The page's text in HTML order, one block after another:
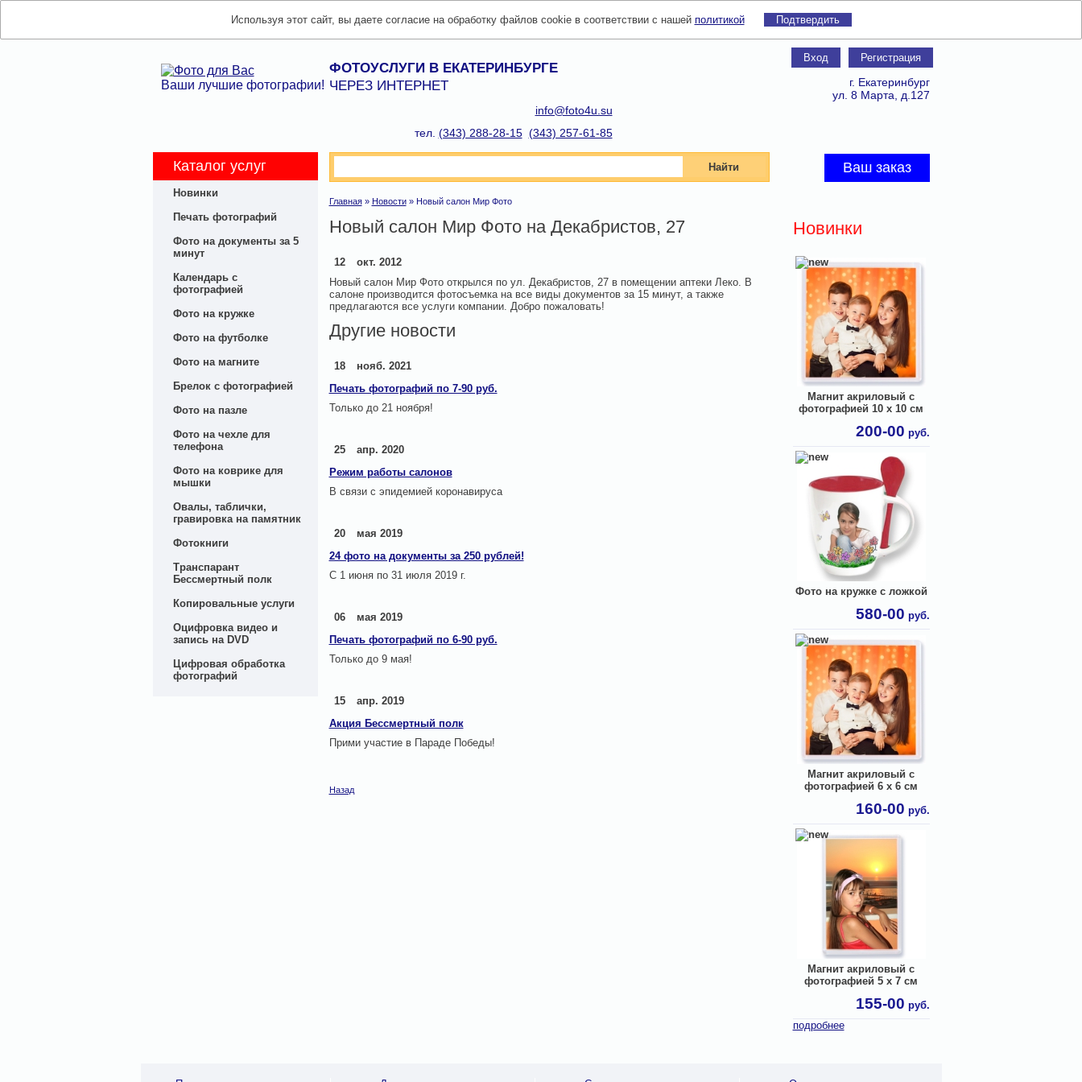
Используя этот сайт, вы даете согласие на обработку файлов cookie в соответствии с нашей политикой Подтвердить
Ваши лучшие фотографии!
ФОТОУСЛУГИ В ЕКАТЕРИНБУРГЕ
ЧЕРЕЗ ИНТЕРНЕТ
info@foto4u.su
тел. (343) 288-28-15 (343) 257-61-85
Регистрация
Вход
г. Екатеринбург
ул. 8 Марта, д.127
Каталог услуг
Новинки
Печать фотографий
Фото на документы за 5
минут
Календарь с
фотографией
Фото на кружке
Фото на футболке
Фото на магните
Брелок с фотографией
Фото на пазле
Фото на чехле для
телефона
Фото на коврике для
мышки
Овалы, таблички,
гравировка на памятник
Фотокниги
Транспарант
Бессмертный полк
Копировальные услуги
Оцифровка видео и
запись на DVD
Цифровая обработка
фотографий
Найти Ваш заказ
Новинки
Магнит акриловый с
фотографией 10 х 10 см
200-00 руб.
Фото на кружке с ложкой
580-00 руб.
Магнит акриловый с
фотографией 6 х 6 см
160-00 руб.
Магнит акриловый с
фотографией 5 х 7 см
155-00 руб.
подробнее
Главная» Новости» Новый салон Мир Фото
Новый салон Мир Фото на Декабристов, 27
12
окт. 2012
Новый салон Мир Фото открылся по ул. Декабристов, 27 в помещении аптеки Леко. В
салоне производится фотосъемка на все виды документов за 15 минут, а также
предлагаются все услуги компании. Добро пожаловать!
Другие новости
18
нояб. 2021
Печать фотографий по 7-90 руб.
Только до 21 ноября!
25
апр. 2020
Режим работы салонов
В связи с эпидемией коронавируса
20
мая 2019
24 фото на документы за 250 рублей!
С 1 июня по 31 июля 2019 г.
06
мая 2019
Печать фотографий по 6-90 руб.
Только до 9 мая!
15
апр. 2019
Акция Бессмертный полк
Прими участие в Параде Победы!
Назад